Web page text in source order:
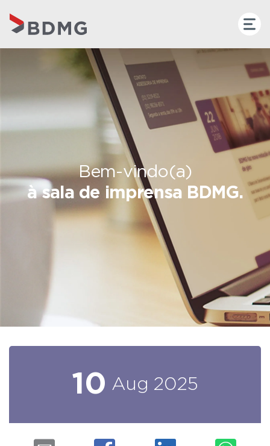
Bem-vindo(a)
à sala de imprensa BDMG.
10 Aug 2025